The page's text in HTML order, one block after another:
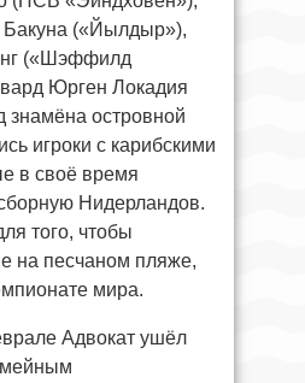
Бакуна («Йылдыр»),
(«Шэффилд
Юрген Локадия
островной
игроки с карибскими
в своё время
Нидерландов.
того, чтобы
на песчаном пляже,
мира.
Адвокат ушёл